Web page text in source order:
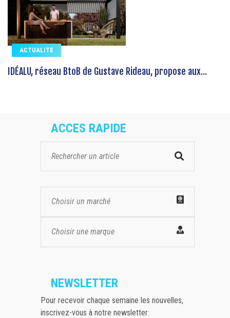
ACTUALITE
IDÉALU, réseau BtoB de Gustave Rideau, propose aux...
ACCES RAPIDE
Choisir un marché
Choisir une marque
NEWSLETTER
Pour recevoir chaque semaine les nouvelles,
inscrivez-vous à notre newsletter: